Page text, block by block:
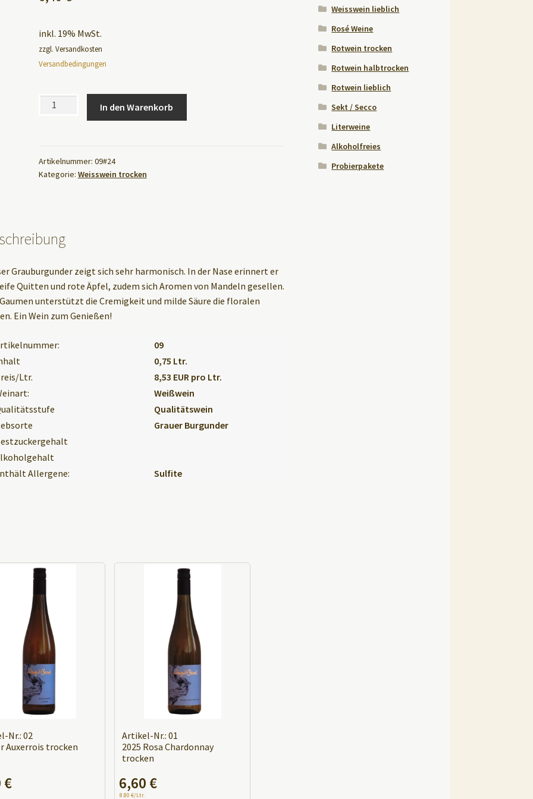
inkl. 19% MwSt.
zzgl. Versandkosten
Versandbedingungen
Artikel-
Grauburgunder
trocken
In den Warenkorb
t
e
i
e
:
Artikelnummer: 09#24
Kategorie: Weisswein trocken
Grauburgunder zeigt sich sehr harmonisch. In der Nase erinnert er
Quitten und rote Äpfel, zudem sich Aromen von Mandeln gesellen.
unterstützt die Cremigkeit und milde Säure die floralen
Ein Wein zum Genießen!
09
0,75 Ltr.
Ltr.
8,53 EUR pro Ltr.
Weißwein
Qualitätswein
Grauer Burgunder
Allergene:
Sulfite
Nr.: 02
Auxerrois trocken
€
Artikel-Nr.: 01
2025 Rosa Chardonnay
trocken
8.80 €/Ltr.
6,60 €
A
Weisswein lieblich
Rosé Weine
Rotwein trocken
Rotwein halbtrocken
Rotwein lieblich
Sekt / Secco
Literweine
Alkoholfreies
Probierpakete